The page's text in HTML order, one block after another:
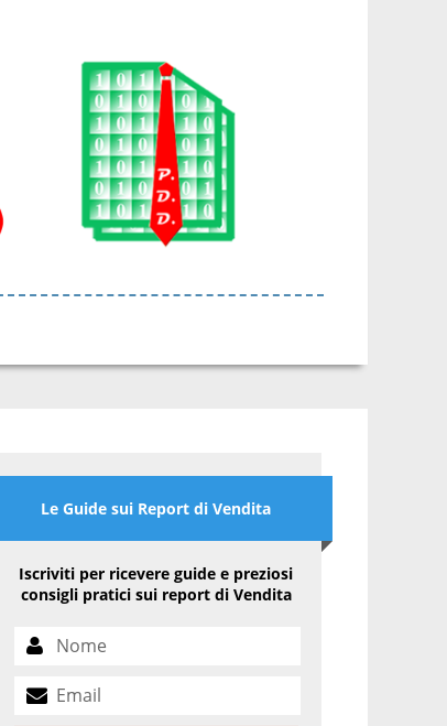
Le Guide sui Report di Vendita
Iscriviti per ricevere guide e preziosi
consigli pratici sui report di Vendita